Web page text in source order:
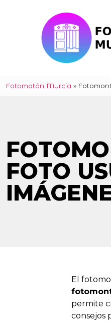
Fotomatón Murcia »
FOTO
El
permite
consejos